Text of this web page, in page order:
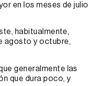
en los meses de julio
habitualmente,
agosto y octubre,
generalmente las
que dura poco, y